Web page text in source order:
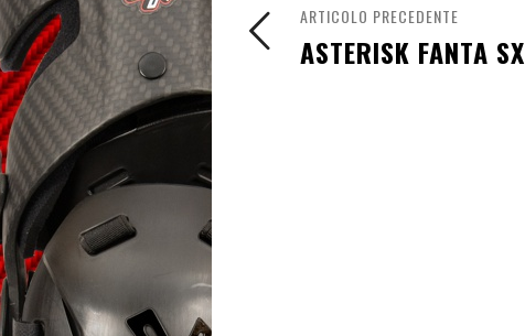
ARTICOLO PRECEDENTE
ASTERISK FANTA SX